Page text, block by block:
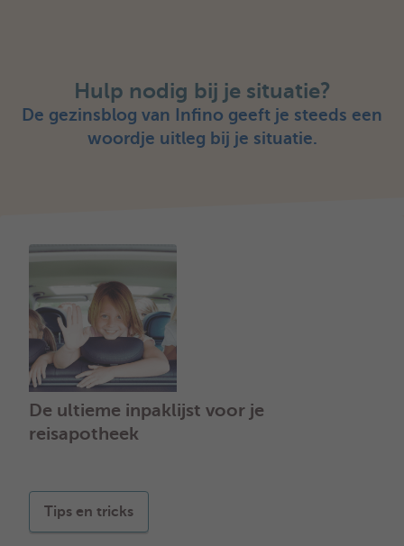
Hulp nodig bij je situatie?
De gezinsblog van Infino geeft je steeds een
woordje uitleg bij je situatie.
De ultieme inpaklijst voor je
reisapotheek
Tips en tricks